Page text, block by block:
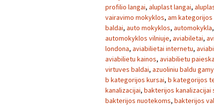
profilio langai, aluplast langai,
vairavimo mokyklos, am kategorijos
baldai, auto mokyklos, automokykla,
automokyklos vilniuje, aviabiletai,
londona, aviabilietai internetu,
aviabilietu kainos, aviabilietu paieska
virtuves baldai, azuoliniu baldu
b kategorijos kursai, b kategorijos
kanalizacijai, bakterijos kanalizacijai
bakterijos nuotekoms, bakterijos